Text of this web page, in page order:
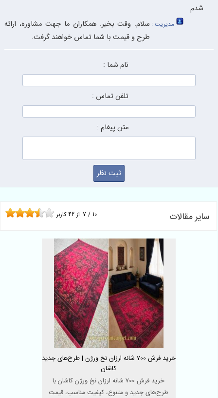
شدم
مدیریت : سلام. وقت بخیر. همکاران ما جهت مشاوره، ارائه
طرح و قیمت با شما تماس خواهند گرفت.
نام شما :
تلفن تماس :
متن پیغام :
سایر مقالات 7 / 10 از 42کاربر
خرید فرش 700 شانه ارزان نخ ورژن | طرح‌های جدید
کاشان
خرید فرش 700 شانه ارزان نخ ورژن کاشان با
طرح‌های جدید و متنوع، کیفیت مناسب، قیمت